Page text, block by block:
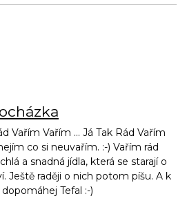
Vařím Vařím ... Já Tak Rád Vařím
co si neuvařím. :-) Vařím rád
a snadná jídla, která se starají o
Ještě raději o nich potom píšu. A k
Tefal :-)